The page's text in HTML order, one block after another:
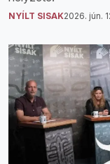
NYÍLT SISAK2026. jún.